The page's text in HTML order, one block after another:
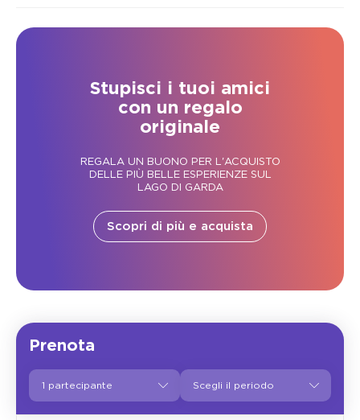
Stupisci i tuoi amici
con un regalo
originale
REGALA UN BUONO PER L'ACQUISTO
DELLE PIÙ BELLE ESPERIENZE SUL
LAGO DI GARDA
Scopri di più e acquista
Prenota
1 partecipante